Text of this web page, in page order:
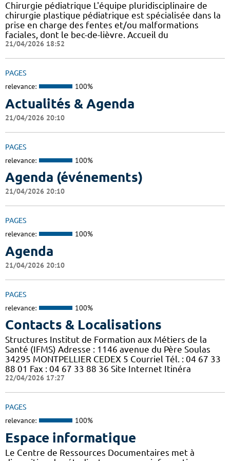
Chirurgie pédiatrique L'équipe pluridisciplinaire de
chirurgie plastique pédiatrique est spécialisée dans la
prise en charge des fentes et/ou malformations
faciales, dont le bec-de-lièvre. Accueil du
21/04/2026 18:52
PAGES
relevance: 100%
Actualités & Agenda
21/04/2026 20:10
PAGES
relevance: 100%
Agenda (événements)
21/04/2026 20:10
PAGES
relevance: 100%
Agenda
21/04/2026 20:10
PAGES
relevance: 100%
Contacts & Localisations
Structures Institut de Formation aux Métiers de la
Santé (IFMS) Adresse : 1146 avenue du Père Soulas
34295 MONTPELLIER CEDEX 5 Courriel Tél. : 04 67 33
88 01 Fax : 04 67 33 88 36 Site Internet Itinéra
22/04/2026 17:27
PAGES
relevance: 100%
Espace informatique
Le Centre de Ressources Documentaires met à